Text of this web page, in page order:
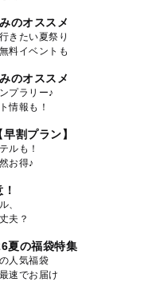
のオススメ
きたい夏祭り
料イベントも
のオススメ
プラリー♪
情報も！
割プラン】
ルも！
お得♪
、
夫？
夏の福袋特集
人気福袋
速でお届け